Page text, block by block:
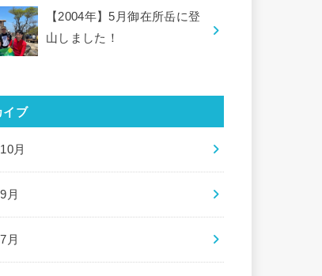
【2004年】5月御在所岳に登
山しました！
イブ
月
月
月